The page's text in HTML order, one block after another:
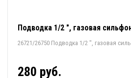
Подводка 1/2 ", газовая
26721/26750 Подводка 1/2 ", газовая
280 руб.